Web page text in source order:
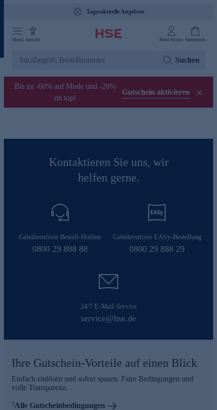
Tagesaktuelle Angebote
Menü Ansicht Mein Konto Warenkorb
Suchen
Bis zu -60% auf Mode und -20%
on top!
Gutschein aktivieren
Kontaktieren Sie uns, wir
helfen gerne.
Gebührenfreie Bestell-Hotline
0800 29 888 88
Gebührenfreie EASy-Bestellung
0800 29 888 29
24/7 E-Mail-Service
service@hse.de
Ihre Gutschein-Vorteile auf einen Blick
Einfach einlösen und sofort sparen. Faire Bedingungen und
volle Transparenz.
1Alle Gutscheinbedingungen